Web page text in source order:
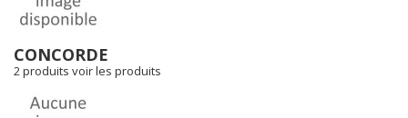
CONCORDE
2 produits voir les produits